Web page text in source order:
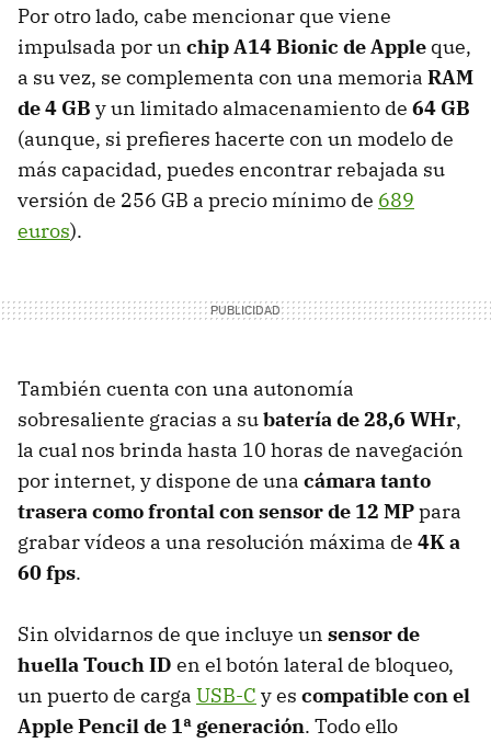
Por otro lado, cabe mencionar que viene
impulsada por un chipA14 Bionic de Apple que,
a su vez, se complementa con una memoria RAM
de 4 GB y un limitado almacenamiento de 64 GB
(aunque, si prefieres hacerte con un modelo de
más capacidad, puedes encontrar rebajada su
versión de 256 GB a precio mínimo de 689
euros).
También cuenta con una autonomía
sobresaliente gracias a subatería de 28,6 WHr,
la cual nos brinda hasta 10 horas de navegación
por internet, y dispone de una cámara tanto
trasera como frontal con sensor de 12 MPpara
grabar vídeos a una resolución máxima de 4K a
60 fps.
Sin olvidarnos de que incluye un sensor de
huella Touch ID en el botón lateral de bloqueo,
un puerto de carga USB-C y es compatible con el
Apple Pencil de 1ª generación. Todo ello